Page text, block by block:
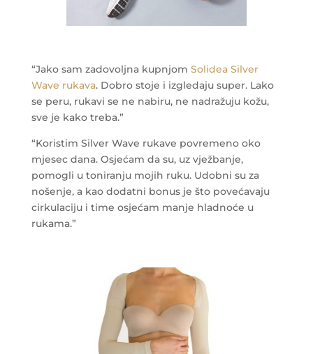
“Jako sam zadovoljna kupnjom Solidea Silver
Wave rukava. Dobro stoje i izgledaju super. Lako
se peru, rukavi se ne nabiru, ne nadražuju kožu,
sve je kako treba.”
“Koristim Silver Wave rukave povremeno oko
mjesec dana. Osjećam da su, uz vježbanje,
pomogli u toniranju mojih ruku. Udobni su za
nošenje, a kao dodatni bonus je što povećavaju
cirkulaciju i time osjećam manje hladnoće u
rukama.”